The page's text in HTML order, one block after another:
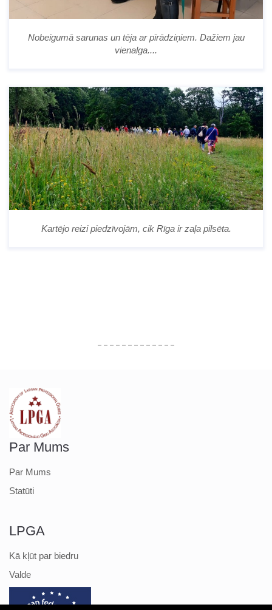
Nobeigumā sarunas un tēja ar pīrādziņiem. Dažiem jau
vienalga....
Kartējo reizi piedzīvojām, cik Rīga ir zaļa pilsēta.
Par Mums
Par Mums
Statūti
LPGA
Kā kļūt par biedru
Valde